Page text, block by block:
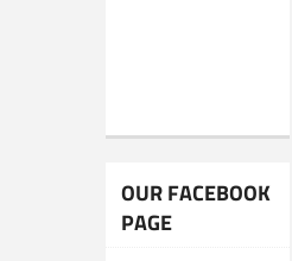
OUR FACEBOOK
PAGE